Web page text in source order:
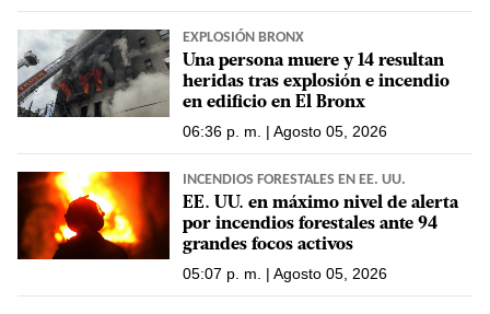
EXPLOSIÓN BRONX
Una persona muere y 14 resultan
heridas tras explosión e incendio
en edificio en El Bronx
06:36 p. m. | Agosto 05, 2026
INCENDIOS FORESTALES EN EE. UU.
EE. UU. en máximo nivel de alerta
por incendios forestales ante 94
grandes focos activos
05:07 p. m. | Agosto 05, 2026